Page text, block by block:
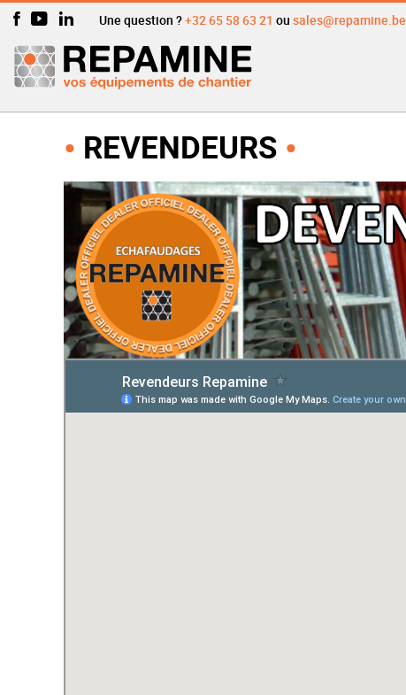
Une question ?+32 65 58 63 21 ou sales@repamine.be
REVENDEURS